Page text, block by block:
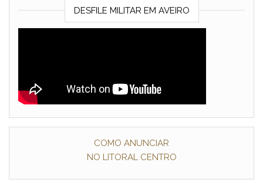
DESFILE MILITAR EM AVEIRO
COMO ANUNCIAR
NO LITORAL CENTRO